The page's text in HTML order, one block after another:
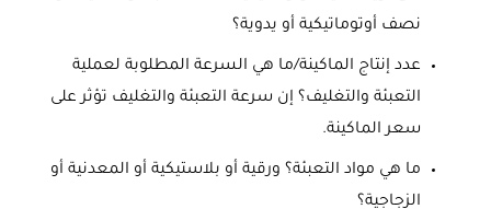
نصف أوتوماتيكية أو يدوية؟
عدد إنتاج الماكينة/ما هي السرعة المطلوبة لعملية
التعبئة والتغليف؟ إن سرعة التعبئة والتغليف تؤثر على
سعر الماكينة.
ما هي مواد التعبئة؟ ورقية أو بلاستيكية أو المعدنية أو
الزجاجية؟